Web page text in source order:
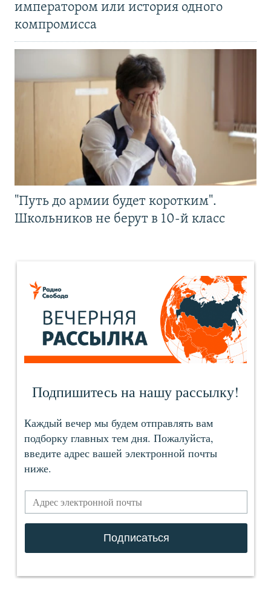
императором или история одного
компромисса
"Путь до армии будет коротким".
Школьников не берут в 10-й класс